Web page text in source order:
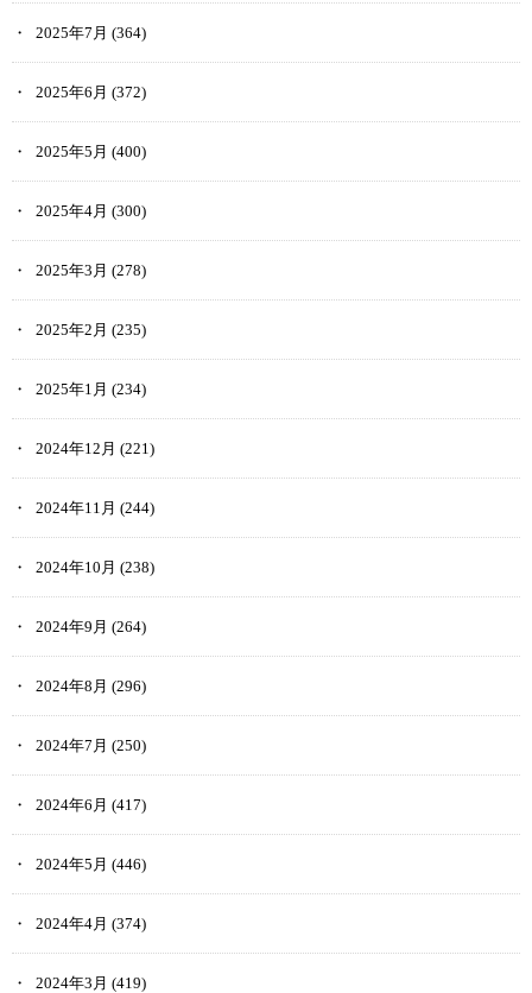
2025年7月 (364)
2025年6月 (372)
2025年5月 (400)
2025年4月 (300)
2025年3月 (278)
2025年2月 (235)
2025年1月 (234)
2024年12月 (221)
2024年11月 (244)
2024年10月 (238)
2024年9月 (264)
2024年8月 (296)
2024年7月 (250)
2024年6月 (417)
2024年5月 (446)
2024年4月 (374)
2024年3月 (419)